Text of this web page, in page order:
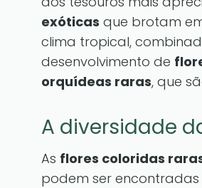
exóticas que brotam
clima tropical,
desenvolvimento de
orquídeas raras, que
A diversidade
As flores coloridas
podem ser